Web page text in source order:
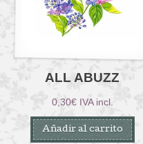
ALL ABUZZ
0,30€ IVA incl.
Añadir al carrito